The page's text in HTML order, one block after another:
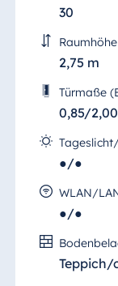
30
Raumhöhe
2,75 m
Türmaße
0,85/
●/●
WLAN/
●/●
Teppich/
Salon 3
Auf der